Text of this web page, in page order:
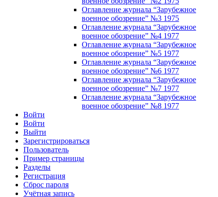
Оглавление журнала “Зарубежное
военное обозрение” №3 1975
Оглавление журнала “Зарубежное
военное обозрение” №4 1977
Оглавление журнала “Зарубежное
военное обозрение” №5 1977
Оглавление журнала “Зарубежное
военное обозрение” №6 1977
Оглавление журнала “Зарубежное
военное обозрение” №7 1977
Оглавление журнала “Зарубежное
военное обозрение” №8 1977
Войти
Войти
Выйти
Зарегистрироваться
Пользователь
Пример страницы
Разделы
Регистрация
Сброс пароля
Учётная запись